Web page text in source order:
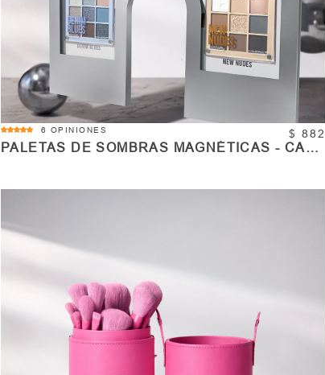
5.0
star
6 OPINIONES $ 882
PALETAS DE SOMBRAS MAGNÉTICAS - CAJA
COMPRAR